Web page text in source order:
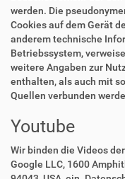
werden. Die
Cookies auf dem Gerät
anderem technische
Betriebssystem,
weitere Angaben zur
enthalten, als auch mit
Quellen verbunden
Youtube
Wir binden die Videos
Google LLC, 1600